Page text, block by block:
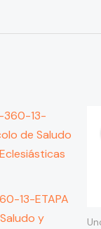
13-ETAPA
y